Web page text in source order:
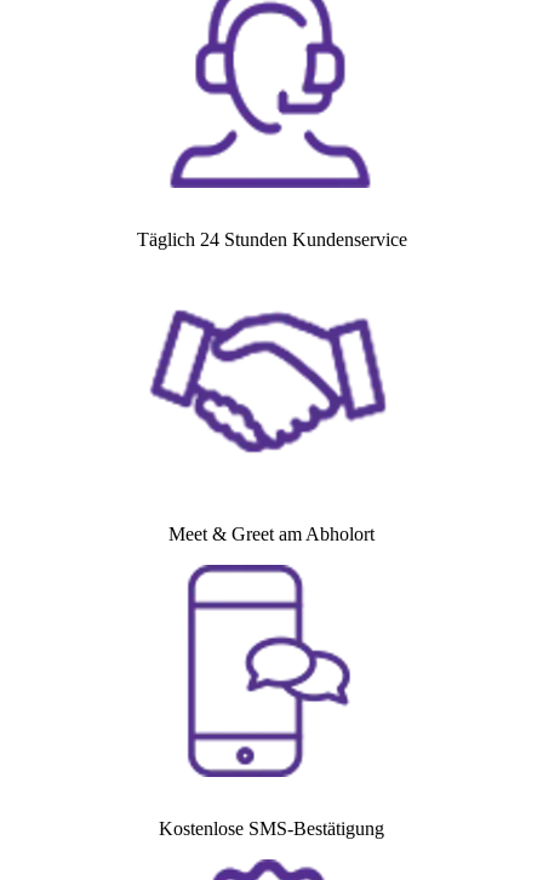
Täglich 24 Stunden Kundenservice
Meet & Greet am Abholort
Kostenlose SMS-Bestätigung